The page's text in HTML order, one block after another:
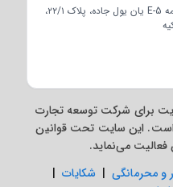
آتاکوی ۷-۸-۹-۱۰ قسم محله، چوبان‌چشمه E-5 یان یول جاده، پلاک ۲۲/۱،
برای شرکت توسعه تجارت
است. این سایت تحت قوانین
فعالیت می‌نماید.
محرمانگی | شکایات |